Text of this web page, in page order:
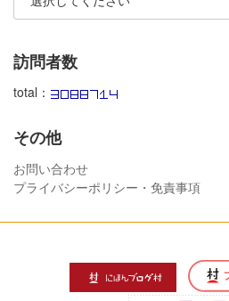
訪問者数
total：
その他
お問い合わせ
プライバシーポリシー・免責事項